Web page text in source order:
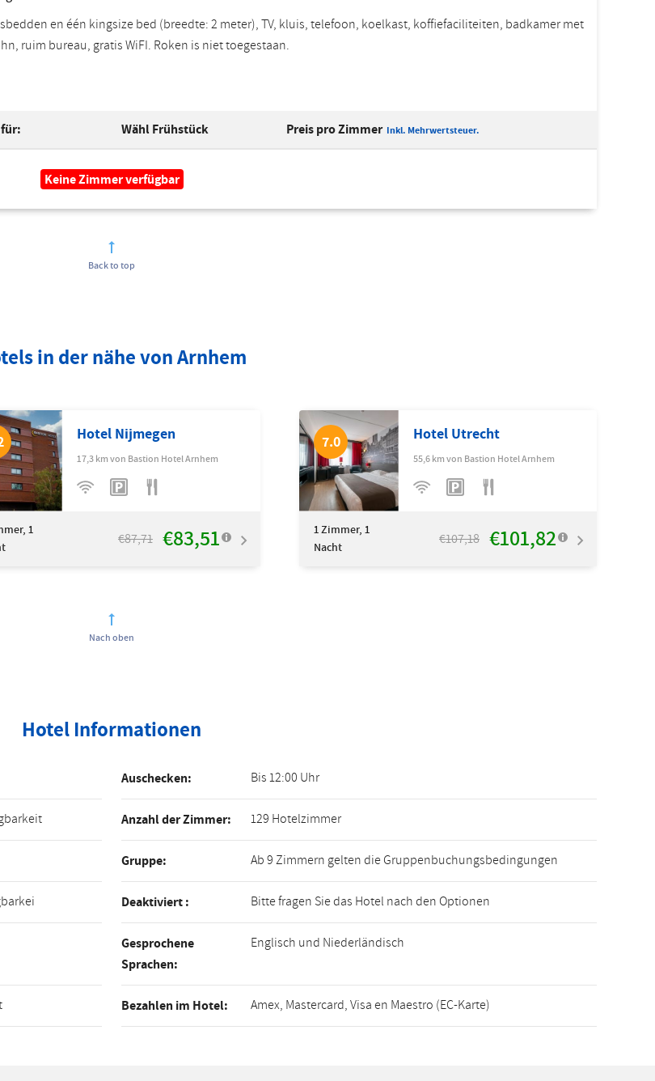
en één kingsize bed (breedte: 2 meter), TV, kluis, telefoon, koelkast, koffiefaciliteiten, badkamer met
ruim bureau, gratis WiFI. Roken is niet toegestaan.
Wähl Frühstück Preis pro Zimmer Inkl. Mehrwertsteuer.
Keine Zimmer verfügbar
Back to top
in der nähe von Arnhem
Hotel Nijmegen
17,3 km von Bastion Hotel Arnhem
1
€87,71 €83,51
7.0 Hotel Utrecht
55,6 km von Bastion Hotel Arnhem
1Zimmer, 1
Nacht
€107,18 €101,82
Nach oben
Hotel Informationen
Auschecken: Bis 12:00 Uhr
Anzahl der Zimmer: 129 Hotelzimmer
Gruppe: Ab 9 Zimmern gelten die Gruppenbuchungsbedingungen
Deaktiviert : Bitte fragen Sie das Hotel nach den Optionen
Gesprochene
Sprachen:
Englisch und Niederländisch
Bezahlen im Hotel: Amex, Mastercard, Visa en Maestro (EC-Karte)